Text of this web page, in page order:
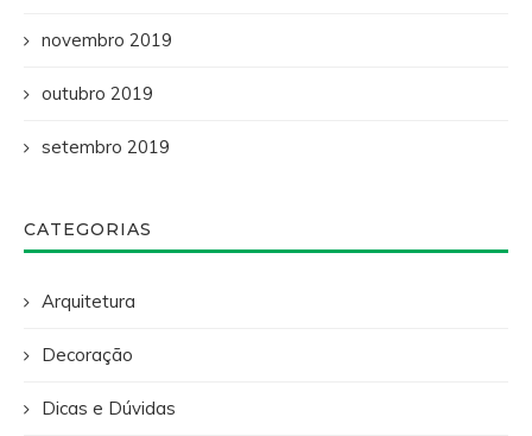
novembro 2019
outubro 2019
setembro 2019
CATEGORIAS
Arquitetura
Decoração
Dicas e Dúvidas